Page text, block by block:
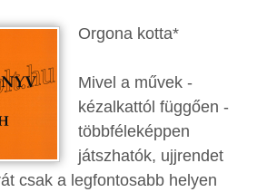
Orgona kotta*
Mivel a művek -
kézalkattól függően -
többféleképpen
játszhatók, ujjrendet
csak a legfontosabb helyen